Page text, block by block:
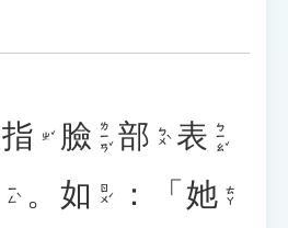
指 ㄓˇ 臉 ㄌㄧㄢˇ 部 ㄅㄨˋ 表 ㄅㄧㄠˇ
ㄧㄥˋ 。 如 ㄖㄨˊ ：「 她 ㄊㄚ